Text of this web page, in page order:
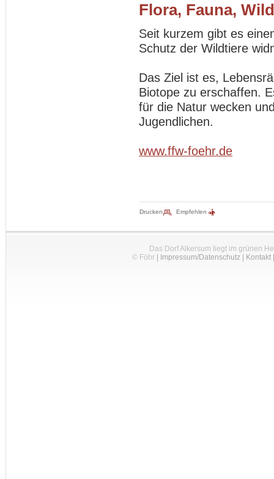
Flora, Fauna,
Seit kurzem gibt es
Schutz der Wildtiere
Das Ziel ist es,
Biotope zu erschaffen.
für die Natur wecken
Jugendlichen.
www.ffw-foehr.de
Drucken Empfehlen
Das Dorf Alkersum liegt im grünen
© Föhr| Impressum/Datenschutz| Kontakt